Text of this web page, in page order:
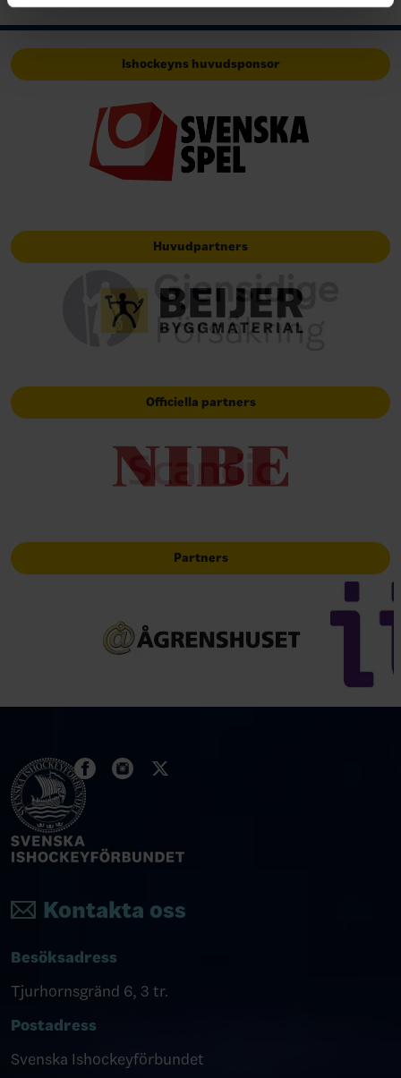
Ishockeyns huvudsponsor
Huvudpartners
Officiella partners
Partners
Kontakta oss
Besöksadress
Tjurhornsgränd 6, 3 tr.
Postadress
Svenska Ishockeyförbundet